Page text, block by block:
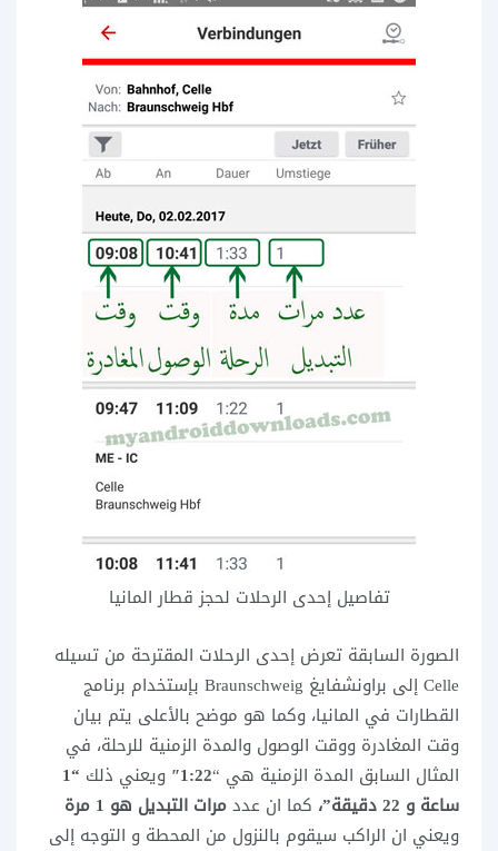
تفاصيل إحدى الرحلات لحجز قطار المانيا
الصورة السابقة تعرض إحدى الرحلات المقترحة من تسيله
Celle إلى براونشفايغ Braunschweig بإستخدام برنامج
القطارات في المانيا، وكما هو موضح بالأعلى يتم بيان
وقت المغادرة ووقت الوصول والمدة الزمنية للرحلة، في
المثال السابق المدة الزمنية هي “1:22″ ويعني ذلك “1
ساعة و 22 دقيقة”،
كما ان عددمرات التبديل هو 1 مرة
ويعني ان الراكب سيقوم بالنزول من المحطة و التوجه إلى